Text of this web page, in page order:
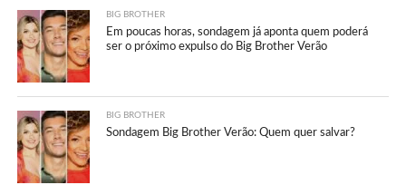
BIG BROTHER
Em poucas horas, sondagem já aponta quem poderá
ser o próximo expulso do Big Brother Verão
BIG BROTHER
Sondagem Big Brother Verão: Quem quer salvar?